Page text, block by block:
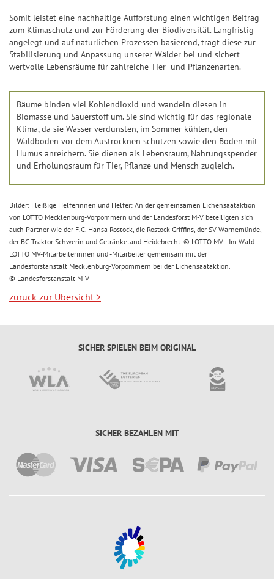
Somit leistet eine nachhaltige Aufforstung einen wichtigen Beitrag
zum Klimaschutz und zur Förderung der Biodiversität. Langfristig
angelegt und auf natürlichen Prozessen basierend, trägt diese zur
Stabilisierung und Anpassung unserer Wälder bei und sichert
wertvolle Lebensräume für zahlreiche Tier- und Pflanzenarten.
Bäume binden viel Kohlendioxid und wandeln diesen in
Biomasse und Sauerstoff um. Sie sind wichtig für das regionale
Klima, da sie Wasser verdunsten, im Sommer kühlen, den
Waldboden vor dem Austrocknen schützen sowie den Boden mit
Humus anreichern. Sie dienen als Lebensraum, Nahrungsspender
und Erholungsraum für Tier, Pflanze und Mensch zugleich.
Bilder: Fleißige Helferinnen und Helfer: An der gemeinsamen Eichensaataktion
von LOTTO Mecklenburg-Vorpommern und der Landesforst M-V beteiligten sich
auch Partner wie der F.C. Hansa Rostock, die Rostock Griffins, der SV Warnemünde,
der BC Traktor Schwerin und Getränkeland Heidebrecht. © LOTTO MV | Im Wald:
LOTTO MV-Mitarbeiterinnen und -Mitarbeiter gemeinsam mit der
Landesforstanstalt Mecklenburg-Vorpommern bei der Eichensaataktion.
© Landesforstanstalt M-V
zurück zur Übersicht >
SICHER SPIELEN BEIM ORIGINAL
SICHER BEZAHLEN MIT